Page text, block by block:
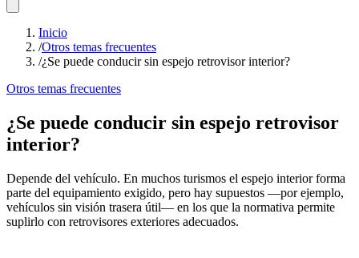
Inicio
/Otros temas frecuentes
/¿Se puede conducir sin espejo retrovisor interior?
Otros temas frecuentes
¿Se puede conducir sin espejo retrovisor
interior?
Depende del vehículo. En muchos turismos el espejo interior forma
parte del equipamiento exigido, pero hay supuestos —por ejemplo,
vehículos sin visión trasera útil— en los que la normativa permite
suplirlo con retrovisores exteriores adecuados.